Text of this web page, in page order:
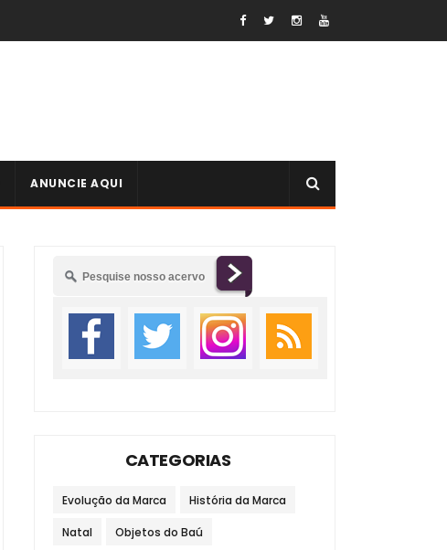
ANUNCIE AQUI
CATEGORIAS
Evolução da Marca História da Marca
Natal Objetos do Baú